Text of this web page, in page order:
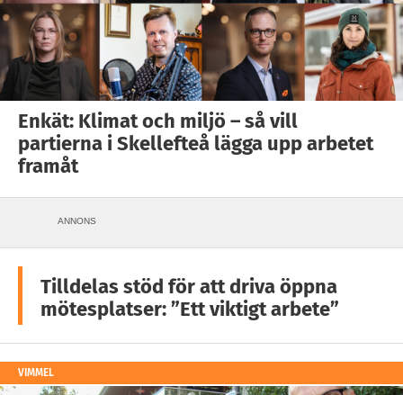
Enkät: Klimat och miljö – så vill
partierna i Skellefteå lägga upp arbetet
framåt
ANNONS
Tilldelas stöd för att driva öppna
mötesplatser: ”Ett viktigt arbete”
VIMMEL